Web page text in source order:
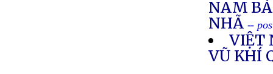
NAM
NHÃ --
VIỆT
VŨ KHÍ